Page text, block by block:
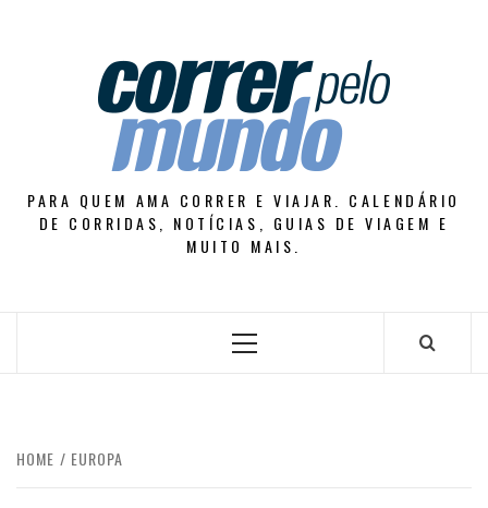
PARA QUEM AMA CORRER E VIAJAR. CALENDÁRIO
DE CORRIDAS, NOTÍCIAS, GUIAS DE VIAGEM E
MUITO MAIS.
Primary
HOME EUROPA